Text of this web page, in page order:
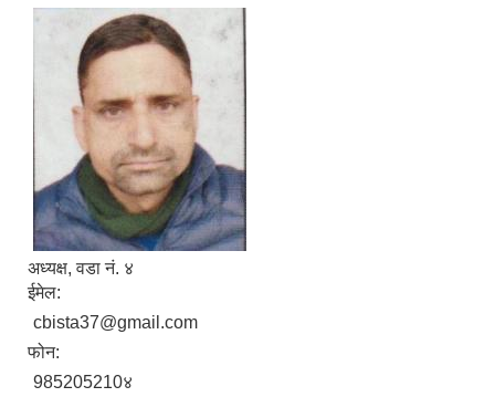
अध्यक्ष, वडा नं. ४
ईमेल:
cbista37@gmail.com
फोन:
985205210४